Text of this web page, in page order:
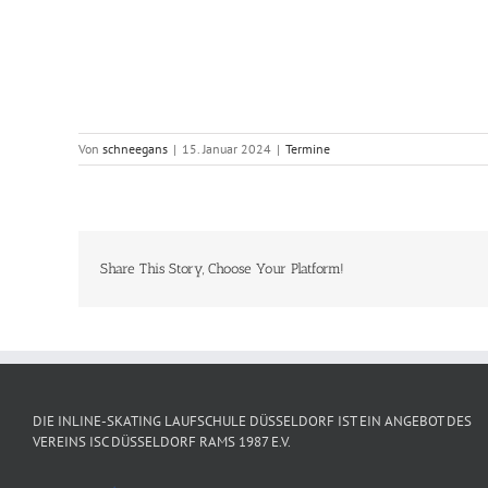
Von schneegans | 15. Januar 2024 | Termine
Share This Story, Choose Your Platform!
DIE INLINE-SKATING LAUFSCHULE DÜSSELDORF IST EIN ANGEBOT DES
VEREINS ISC DÜSSELDORF RAMS 1987 E.V.